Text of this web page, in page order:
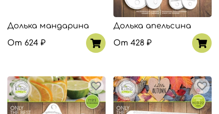
Долька мандарина
От 624 ₽
Долька апельсина
От 428 ₽